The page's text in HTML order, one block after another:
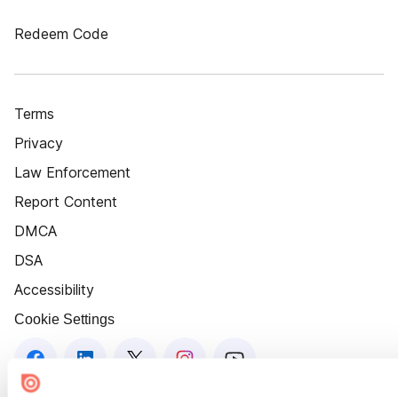
Redeem Code
Terms
Privacy
Law Enforcement
Report Content
DMCA
DSA
Accessibility
Cookie Settings